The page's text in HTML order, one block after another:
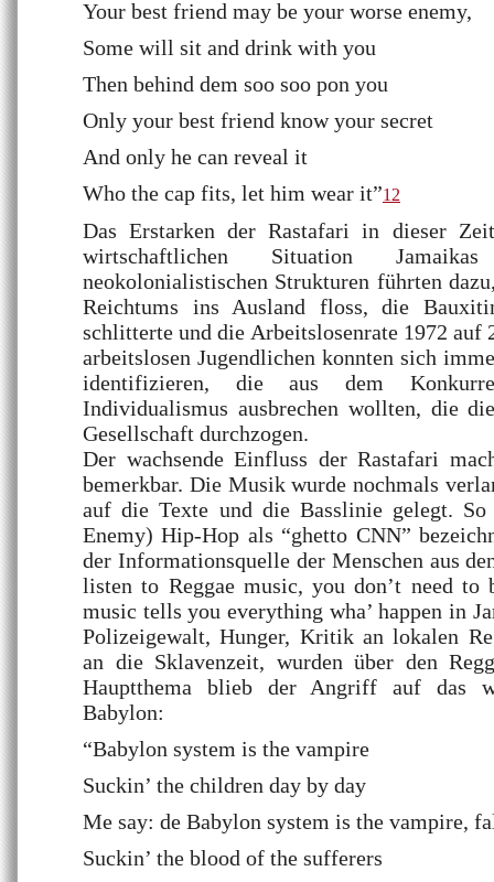
Your best friend may be your worse enemy,
Some will sit and drink with you
Then behind dem soo soo pon you
Only your best friend know your secret
And only he can reveal it
Who the cap fits, let him wear it”12
Das Erstarken der Rastafari in dieser
wirtschaftlichen Situation
neokolonialistischen Strukturen führten
Reichtums ins Ausland floss, die
schlitterte und die Arbeitslosenrate 1972 auf
arbeitslosen Jugendlichen konnten sich
identifizieren, die aus dem
Individualismus ausbrechen wollten, die
Gesellschaft durchzogen.
Der wachsende Einfluss der Rastafari
bemerkbar. Die Musik wurde nochmals
auf die Texte und die Basslinie gelegt.
Enemy) Hip-Hop als “ghetto CNN”
der Informationsquelle der Menschen aus
listen to Reggae music, you don’t need to
music tells you everything wha’ happen in
Polizeigewalt, Hunger, Kritik an lokalen
an die Sklavenzeit, wurden über den
Hauptthema blieb der Angriff auf das
Babylon:
“Babylon system is the vampire
Suckin’ the children day by day
Me say: de Babylon system is the vampire,
Suckin’ the blood of the sufferers